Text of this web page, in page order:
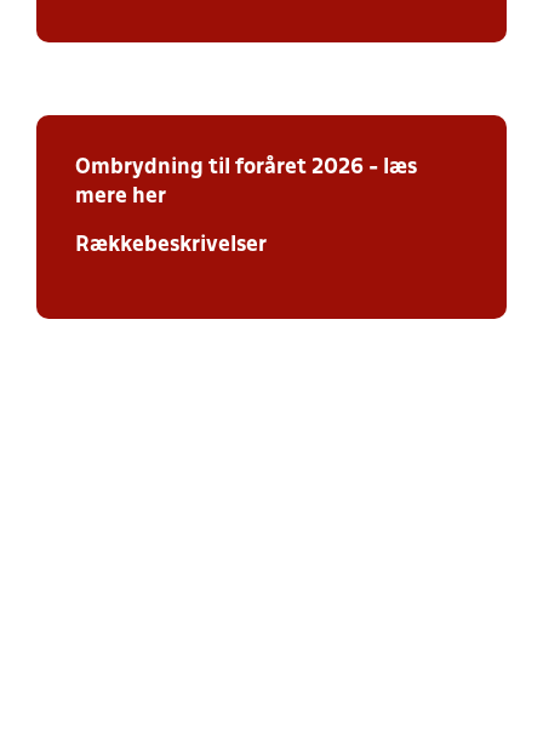
Ombrydning til foråret 2026 - læs
mere her
Rækkebeskrivelser